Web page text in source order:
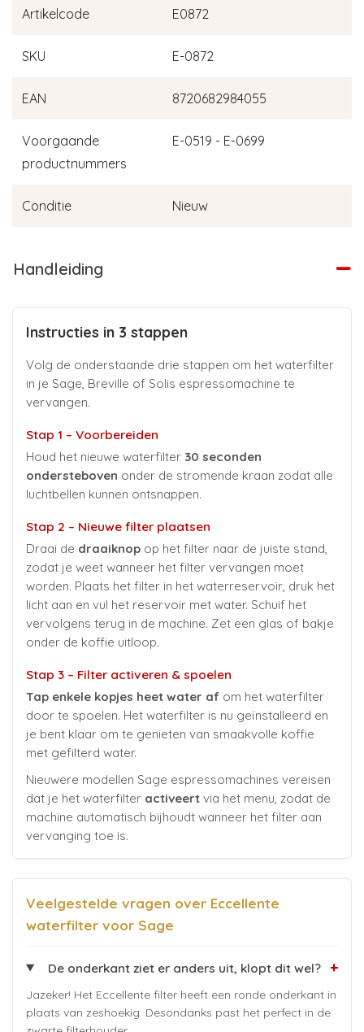
Artikelcode E0872
SKU E-0872
EAN 8720682984055
Voorgaande
productnummers
E-0519 - E-0699
Conditie Nieuw
Handleiding
Instructies in 3 stappen
Volg de onderstaande drie stappen om het waterfilter
in je Sage, Breville of Solis espressomachine te
vervangen.
Stap 1 – Voorbereiden
Houd het nieuwe waterfilter 30 seconden
ondersteboven onder de stromende kraan zodat alle
luchtbellen kunnen ontsnappen.
Stap 2 – Nieuwe filter plaatsen
Draai de draaiknop op het filter naar de juiste stand,
zodat je weet wanneer het filter vervangen moet
worden. Plaats het filter in het waterreservoir, druk het
licht aan en vul het reservoir met water. Schuif het
vervolgens terug in de machine. Zet een glas of bakje
onder de koffie uitloop.
Stap 3 – Filter activeren & spoelen
Tap enkele kopjes heet water af om het waterfilter
door te spoelen. Het waterfilter is nu geïnstalleerd en
je bent klaar om te genieten van smaakvolle koffie
met gefilterd water.
Nieuwere modellen Sage espressomachines vereisen
dat je het waterfilter activeert via het menu, zodat de
machine automatisch bijhoudt wanneer het filter aan
vervanging toe is.
Veelgestelde vragen over Eccellente
waterfilter voor Sage
De onderkant ziet er anders uit, klopt dit wel? +
Jazeker! Het Eccellente filter heeft een ronde onderkant in
plaats van zeshoekig. Desondanks past het perfect in de